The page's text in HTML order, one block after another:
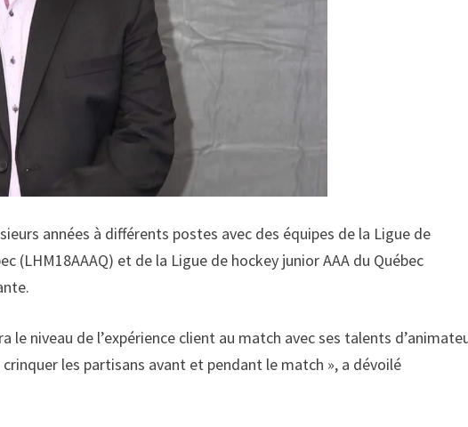
années à différents postes avec des équipes de la Ligue de
(LHM18AAAQ) et de la Ligue de hockey junior AAA du Québec
le niveau de l’expérience client au match avec ses talents
les partisans avant et pendant le match », a dévoilé